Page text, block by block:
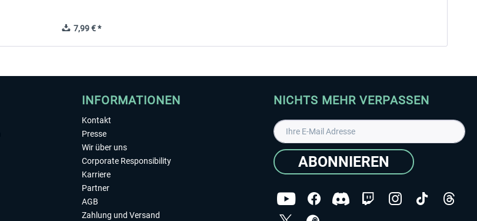
7,99 € *
INFORMATIONEN
Kontakt
Presse
Wir über uns
Corporate Responsibility
Karriere
Partner
AGB
Zahlung und Versand
NICHTS MEHR VERPASSEN
ABONNIEREN